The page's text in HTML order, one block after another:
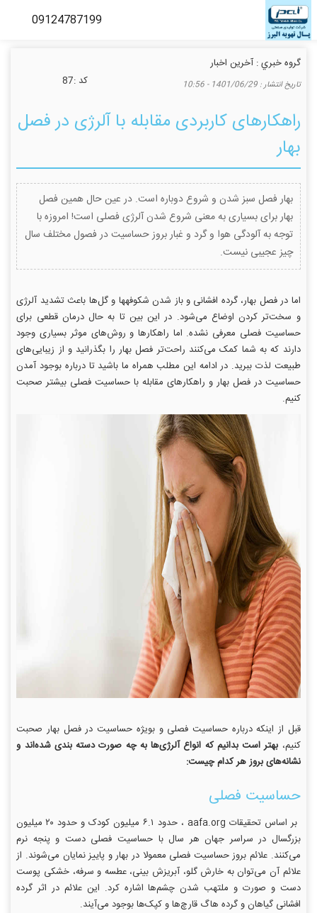
گروه خبري :آخرین اخبار
تاريخ انتشار :1401/06/29 - 10:56 كد :87
راهکارهای کاربردی مقابله با آلرژی در فصل
بهار
بهار فصل سبز شدن و شروع دوباره است. در عین حال همین فصل
بهار برای بسیاری به معنی شروع شدن آلرژی فصلی است! امروزه با
توجه به آلودگی هوا و گرد و غبار بروز حساسیت در فصول مختلف سال
چیز عجیبی نیست.
اما در فصل بهار، گرده افشانی و باز شدن شکوفه‎ها و گل‌ها باعث تشدید آلرژی
و سخت‌تر کردن اوضاع می‌شود. در این بین تا به حال درمان قطعی برای
حساسیت فصلی معرفی نشده. اما راهکارها و روش‌های موثر بسیاری وجود
دارند که به شما کمک می‌کنند راحت‌تر فصل بهار را بگذرانید و از زیبایی‌های
طبیعت لذت ببرید. در ادامه این مطلب همراه ما باشید تا درباره بوجود آمدن
حساسیت در فصل بهار و راهکارهای مقابله با حساسیت فصلی بیشتر صحبت
کنیم.
قبل از اینکه درباره حساسیت فصلی و بویژه حساسیت در فصل بهار صحبت
کنیم، بهتر است بدانیم که انواع آلرژی‌ها به چه صورت دسته بندی شده‌اند و
نشانه‌های بروز هر کدام چیست:
حساسیت فصلی
بر اساس تحقیقات aafa.org ، حدود ۶.۱ میلیون کودک و حدود ۲۰ میلیون
بزرگسال در سراسر جهان هر سال با حساسیت فصلی دست و پنجه نرم
می‌کنند. علائم بروز حساسیت فصلی معمولا در بهار و پاییز نمایان می‌شوند. از
علائم آن می‌توان به خارش گلو، آبریزش بینی، عطسه و سرفه، خشکی پوست
دست و صورت و ملتهب شدن چشم‌ها اشاره کرد. این علائم در اثر گرده
افشانی گیاهان و گرده هاگ قارچ‌ها و کپک‌ها بوجود می‌آیند.